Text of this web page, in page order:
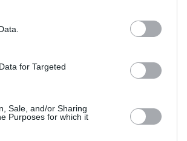
for Targeted
Sale, and/or Sharing
Purposes for which it
Pas des deux – Παντομίμα ΙΙ – Σκέρτσο
ύμνος